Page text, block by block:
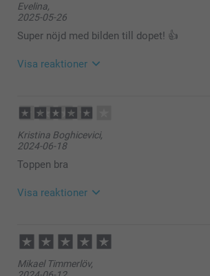
Evelina,
2025-05-26
Super nöjd med bilden till dopet! 👍
Visa reaktioner
10:54
Stort tack för dina ⭐️⭐️⭐️⭐️⭐️ och
är nöjd med servettringar!
Det är ett enkelt men fint sätt att
Vi önskar dig en fin dag!
Varma hälsningar,
Kristina Boghicevici,
2024-06-18
Toppen bra
Visa reaktioner
13:46
Hej Kristina,
Tusen tack för dina 4 stjärnor.
Mikael Timmerlöv,